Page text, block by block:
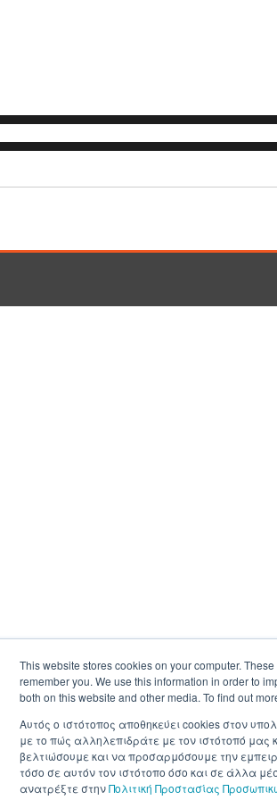
This website stores cookies on your computer.
remember you. We use this information in order to
both on this website and other media. To find out
Αυτός ο ιστότοπος αποθηκεύει cookies στον
με το πώς αλληλεπιδράτε με τον ιστότοπό μας
βελτιώσουμε και να προσαρμόσουμε την
τόσο σε αυτόν τον ιστότοπο όσο και σε άλλα
ανατρέξτε στηνΠολιτική Προστασίας